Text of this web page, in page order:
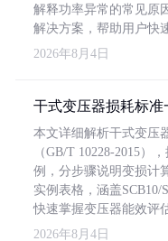
解释功率异常的常见原
解决方案，帮助用户快
2026年8月4日
干式变压器损耗标
本文详细解析干式变压
（GB/T 10228-2015）
例，分步骤说明变损计
实例表格，涵盖SCB10/
快速掌握变压器能效评
2026年8月4日